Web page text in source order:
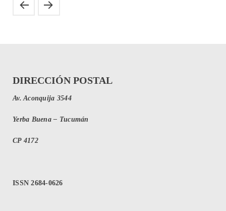
DIRECCIÓN POSTAL
Av. Aconquija 3544
Yerba Buena – Tucumán
CP 4172
ISSN 2684-0626